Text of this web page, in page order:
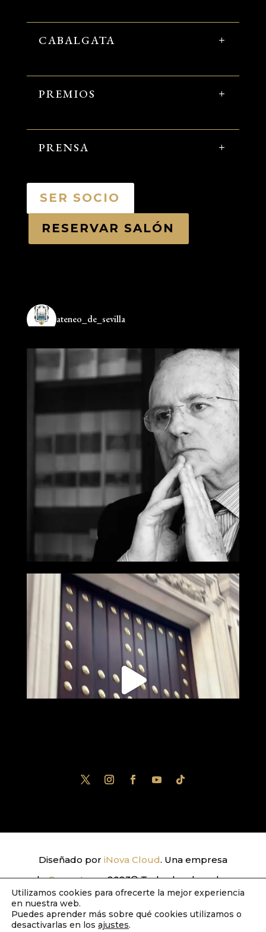
CABALGATA
PREMIOS
PRENSA
SER SOCIO
RESERVAR SALÓN
ateneo_de_sevilla
Diseñado por iNova Cloud. Una empresa
deGrupo Inova2023© Todos los derechos
reservados.Política de Privacidad|Aviso
Legal|Política de Cookies
Utilizamos cookies para ofrecerte la mejor experiencia
en nuestra web.
Puedes aprender más sobre qué cookies utilizamos o
desactivarlas en los ajustes.